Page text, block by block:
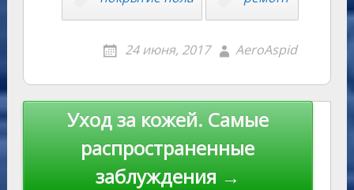
ni
ki
al
k
24 июня, 2017 AeroAspid
Навигация
записям
Уход за кожей. Самые
распространенные
заблуждения →